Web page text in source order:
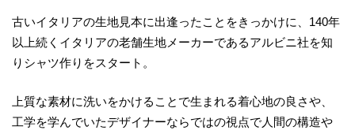
古いイタリアの生地見本に出逢ったことをきっかけに、140年
以上続くイタリアの老舗生地メーカーであるアルビニ社を知
りシャツ作りをスタート。
上質な素材に洗いをかけることで生まれる着心地の良さや、
工学を学んでいたデザイナーならではの視点で人間の構造や